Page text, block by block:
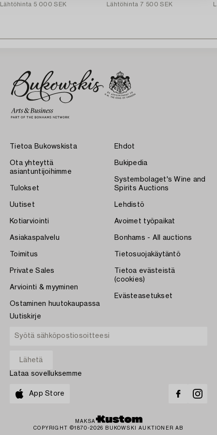
Lähtöhinta 5 000 SEK
Lähtöhinta 7 500 SEK
Tietoa Bukowskista
Ota yhteyttä
asiantuntijoihimme
Tulokset
Uutiset
Kotiarviointi
Asiakaspalvelu
Toimitus
Private Sales
Arviointi & myyminen
Ostaminen huutokaupassa
Ehdot
Bukipedia
Systembolaget's Wine and
Spirits Auctions
Lehdistö
Avoimet työpaikat
Bonhams - All auctions
Tietosuojakäytäntö
Tietoa evästeistä
(cookies)
Evästeasetukset
Uutiskirje
Lataa sovelluksemme
App Store
MAKSA
COPYRIGHT ©1870-2026 BUKOWSKI AUKTIONER AB